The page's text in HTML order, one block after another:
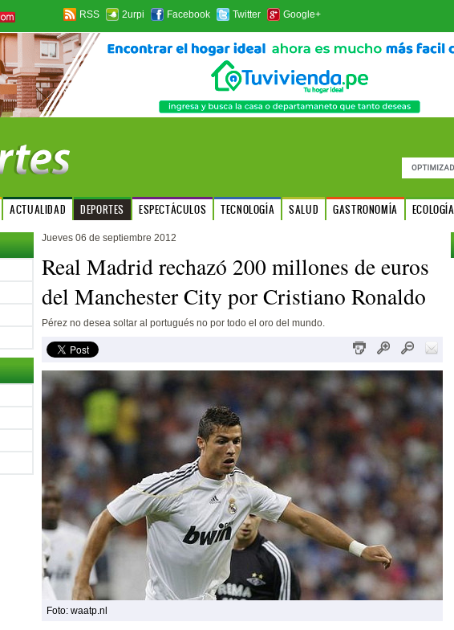
RSS 2urpi Facebook Twitter Google+
ACTUALIDAD DEPORTES ESPECTÁCULOS TECNOLOGÍA SALUD GASTRONOMÍA ECOLOGÍA
Jueves 06 de septiembre 2012
Real Madrid rechazó 200 millones de euros
del Manchester City por Cristiano Ronaldo
Pérez no desea soltar al portugués no por todo el oro del mundo.
Foto: waatp.nl